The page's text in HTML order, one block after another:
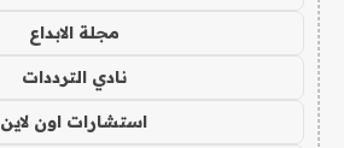
مجلة الابداع
نادي الترددات
استشارات اون لاين